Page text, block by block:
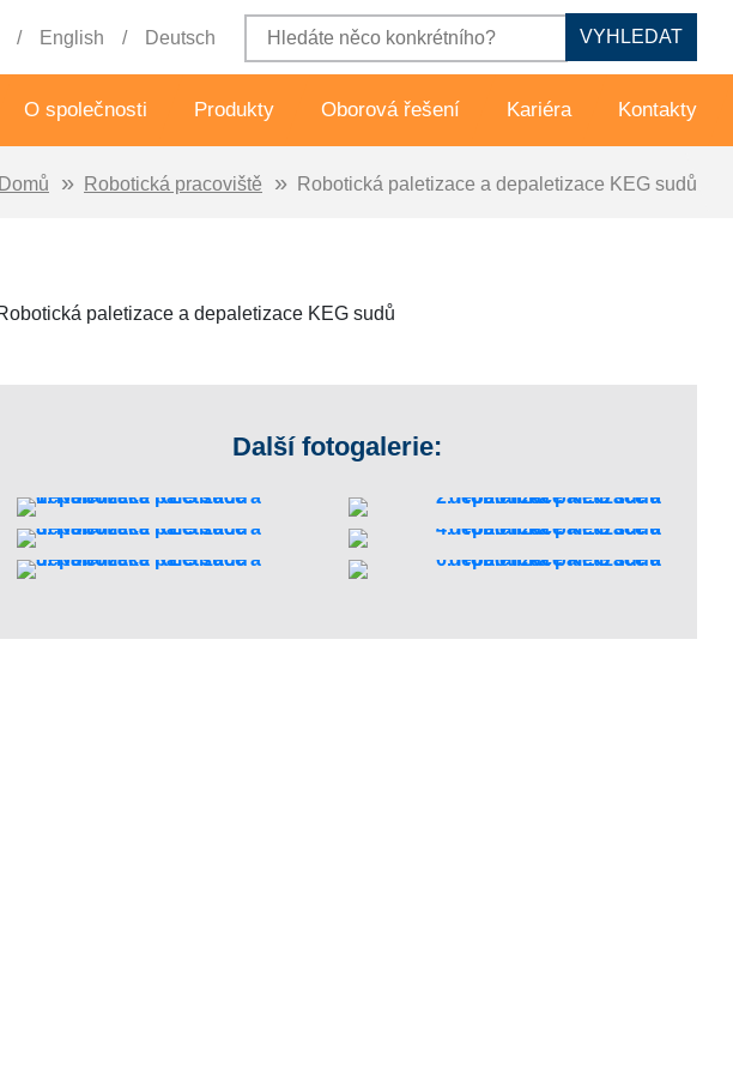
English Deutsch VYHLEDAT
O společnosti
Historie
Reference
Produkty
Robotická pracoviště
Manipulátory
Oborová řešení
Potravinářský průmysl
Automobilový průmysl
Řezání laserem
Kariéra Kontakty
Domů Robotická pracoviště Robotická paletizace a depaletizace KEG sudů
Další fotogalerie: